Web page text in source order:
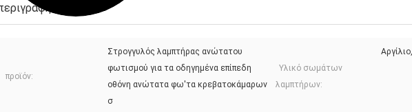
προϊόν:
Στρογγυλός λαμπτήρας ανώτατου
φωτισμού για τα οδηγημένα επίπεδη
οθόνη ανώτατα φω'τα κρεβατοκάμαρων
σ
Υλικό σωμάτων
λαμπτήρων: